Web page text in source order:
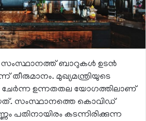
സംസ്ഥാനത്ത് ബാറുകള്‍ ഉടന്‍
തീരുമാനം. മുഖ്യമന്ത്രിയുടെ
ചേര്‍ന്ന ഉന്നതതല യോഗത്തിലാണ്
സംസ്ഥാനത്തെ കൊവിഡ്
പതിനായിരം കടന്നിരിക്കുന്ന